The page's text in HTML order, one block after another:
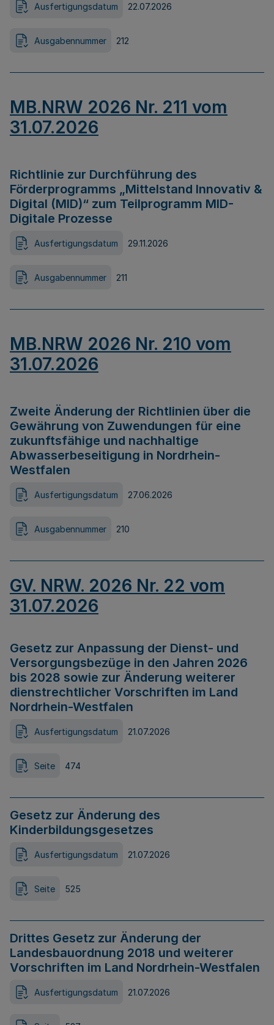
Ausfertigungsdatum 22.07.2026
Ausgabennummer 212
MB.NRW 2026 Nr. 211 vom
31.07.2026
Richtlinie zur Durchführung des
Förderprogramms „Mittelstand Innovativ &
Digital (MID)“ zum Teilprogramm MID-
Digitale Prozesse
Ausfertigungsdatum 29.11.2026
Ausgabennummer 211
MB.NRW 2026 Nr. 210 vom
31.07.2026
Zweite Änderung der Richtlinien über die
Gewährung von Zuwendungen für eine
zukunftsfähige und nachhaltige
Abwasserbeseitigung in Nordrhein-
Westfalen
Ausfertigungsdatum 27.06.2026
Ausgabennummer 210
GV. NRW. 2026 Nr. 22 vom
31.07.2026
Gesetz zur Anpassung der Dienst- und
Versorgungsbezüge in den Jahren 2026
bis 2028 sowie zur Änderung weiterer
dienstrechtlicher Vorschriften im Land
Nordrhein-Westfalen
Ausfertigungsdatum 21.07.2026
Seite 474
Gesetz zur Änderung des
Kinderbildungsgesetzes
Ausfertigungsdatum 21.07.2026
Seite 525
Drittes Gesetz zur Änderung der
Landesbauordnung 2018 und weiterer
Vorschriften im Land Nordrhein-Westfalen
Ausfertigungsdatum 21.07.2026